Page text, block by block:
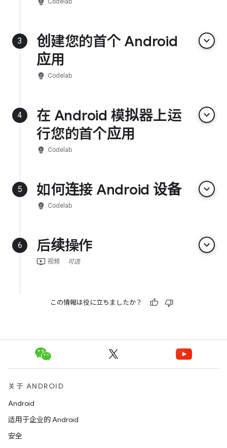
3
创建您的首个 Android
应用
keyboard_arrow_down
emoji_objects Codelab
4
在 Android 模拟器上运
行您的首个应用
keyboard_arrow_down
emoji_objects Codelab
5 如何连接 Android 设备 keyboard_arrow_down
emoji_objects Codelab
6 后续操作 keyboard_arrow_down
ondemand_video 视频 可选
この情報は役に立ちましたか？
关于 ANDROID
Android
适用于企业的 Android
安全